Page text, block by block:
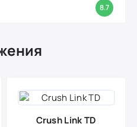
8.7
Crush Link TD